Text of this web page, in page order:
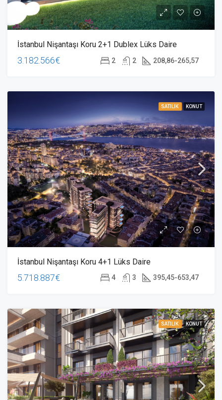
İstanbul Nişantaşı Koru 2+1 Dublex Lüks Daire
3.182.566€ 2 2 208,86-265,57
SATILIK KONUT
İstanbul Nişantaşı Koru 4+1 Lüks Daire
5.718.887€ 4 3 395,45-653,47
SATILIK KONUT